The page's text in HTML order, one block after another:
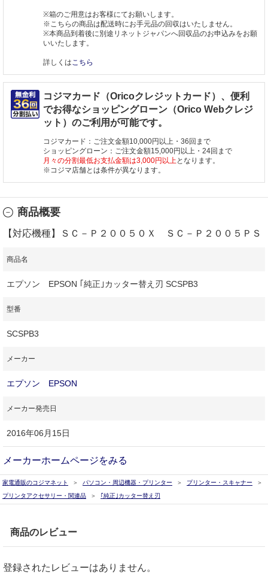
※箱のご用意はお客様にてお願いします。
※こちらの商品は配送時にお手元品の回収はいたしません。
※本商品到着後に別途リネットジャパンへ回収品のお申込みをお願
いいたします。
詳しくはこちら
コジマカード（Oricoクレジットカード）、便利
でお得なショッピングローン（Orico Webクレジ
ット）のご利用が可能です。
コジマカード：ご注文金額10,000円以上・36回まで
ショッピングローン：ご注文金額15,000円以上・24回まで
月々の分割最低お支払金額は3,000円以上となります。
※コジマ店舗とは条件が異なります。
商品概要
【対応機種】ＳＣ－Ｐ２００５０Ｘ ＳＣ－Ｐ２００５ＰＳ
商品名
エプソン EPSON ｢純正｣カッター替え刃 SCSPB3
型番
SCSPB3
メーカー
エプソン EPSON
メーカー発売日
2016年06月15日
メーカーホームページをみる
家電通販のコジマネット パソコン・周辺機器・プリンター
プリンター・スキャナー
プリンタアクセサリー・関連品
｢純正｣カッター替え刃
商品のレビュー
登録されたレビューはありません。